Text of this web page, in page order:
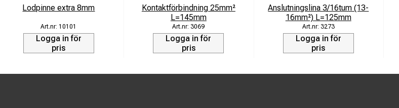
Lodpinne extra 8mm
10101
Logga in för
pris
Kontaktförbindning 25mm²
L=145mm
3069
Logga in för
pris
Anslutningslina 3/16tum (13-
16mm²) L=125mm
3273
Logga in för
pris